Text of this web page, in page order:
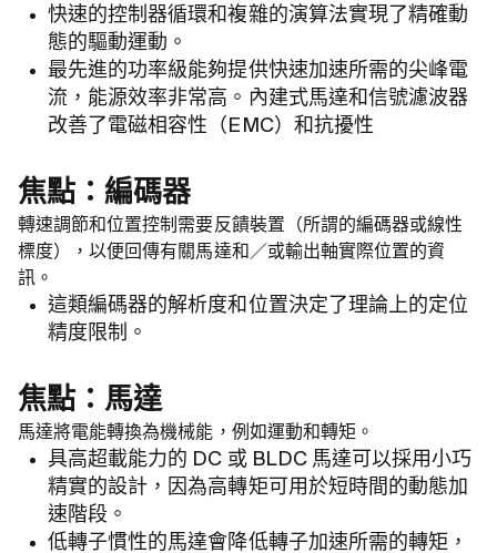
快速的控制器循環和複雜的演算法實現了精確動
態的驅動運動。
最先進的功率級能夠提供快速加速所需的尖峰電
流，能源效率非常高。內建式馬達和信號濾波器
改善了電磁相容性（EMC）和抗擾性
焦點：編碼器
轉速調節和位置控制需要反饋裝置（所謂的編碼器或線性
標度），以便回傳有關馬達和／或輸出軸實際位置的資
訊。
這類編碼器的解析度和位置決定了理論上的定位
精度限制。
焦點：馬達
馬達將電能轉換為機械能，例如運動和轉矩。
具高超載能力的 DC 或 BLDC 馬達可以採用小巧
精實的設計，因為高轉矩可用於短時間的動態加
速階段。
低轉子慣性的馬達會降低轉子加速所需的轉矩，